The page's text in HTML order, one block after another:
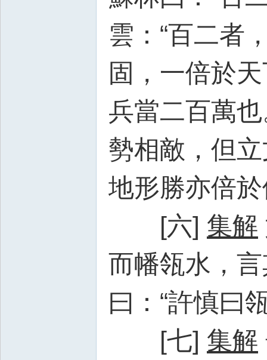
雲：“百二者
固，一倍於
兵當二百萬
勢相敵，但
地形勝亦倍
[六] 集解
而幡瓴水，
曰：“許慎曰
[七] 集解